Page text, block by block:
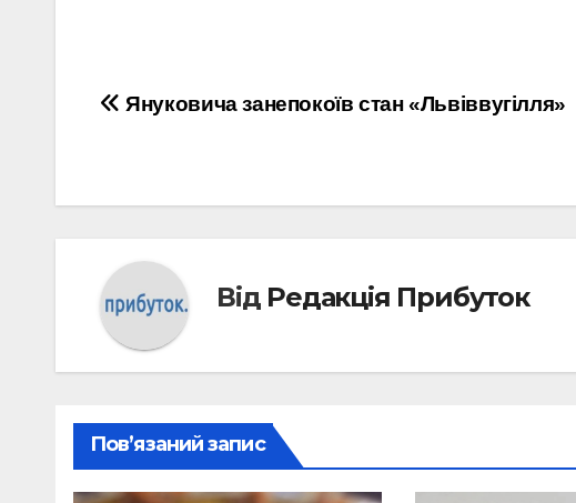
Навігація
Януковича занепокоїв стан «Львіввугілля»
Від Редакція Прибуток
Пов’язаний запис